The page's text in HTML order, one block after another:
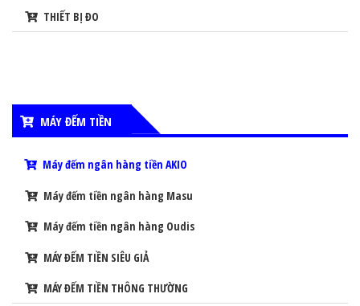
THIẾT BỊ ĐO
MÁY ĐẾM TIỀN
Máy đếm ngân hàng tiền AKIO
Máy đếm tiền ngân hàng Masu
Máy đếm tiền ngân hàng Oudis
MÁY ĐẾM TIỀN SIÊU GIẢ
MÁY ĐẾM TIỀN THÔNG THƯỜNG